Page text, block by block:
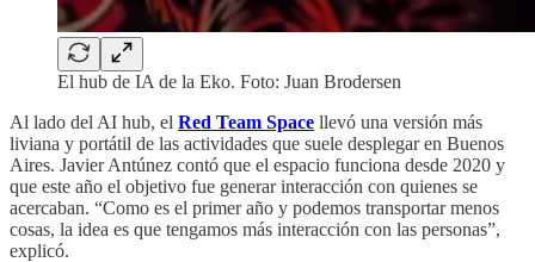
El hub de IA de la Eko. Foto: Juan Brodersen
Al lado del AI hub, el Red Team Space llevó una versión más
liviana y portátil de las actividades que suele desplegar en Buenos
Aires. Javier Antúnez contó que el espacio funciona desde 2020 y
que este año el objetivo fue generar interacción con quienes se
acercaban. “Como es el primer año y podemos transportar menos
cosas, la idea es que tengamos más interacción con las personas”,
explicó.